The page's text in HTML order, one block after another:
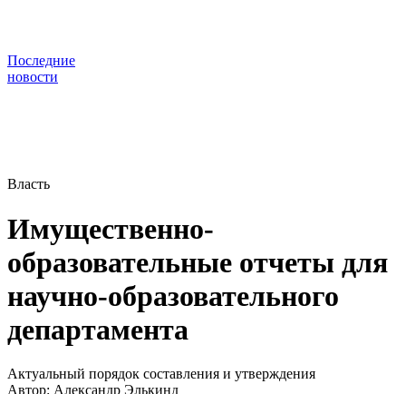
Последние
новости
Власть
Имущественно-
образовательные отчеты для
научно-образовательного
департамента
Актуальный порядок составления и утверждения
Автор: Александр Элькинд